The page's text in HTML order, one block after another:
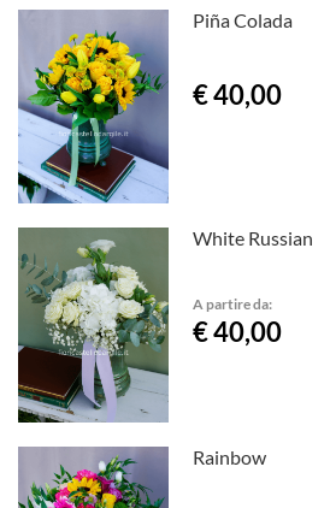
Piña Colada
€ 40,00
White Russian
A partire da:
€ 40,00
Rainbow